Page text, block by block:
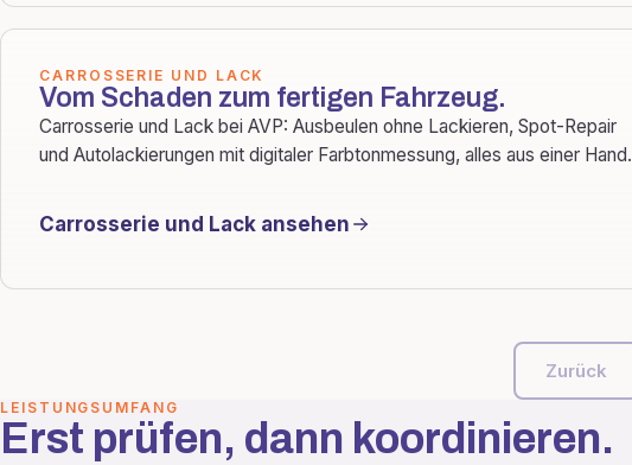
CARROSSERIE UND LACK
Vom Schaden zum fertigen Fahrzeug.
Carrosserie und Lack bei AVP: Ausbeulen ohne Lackieren, Spot-Repair
und Autolackierungen mit digitaler Farbtonmessung, alles aus einer Hand.
Carrosserie und Lack ansehen
Zurück
LEISTUNGSUMFANG
Erst prüfen, dann koordinieren.